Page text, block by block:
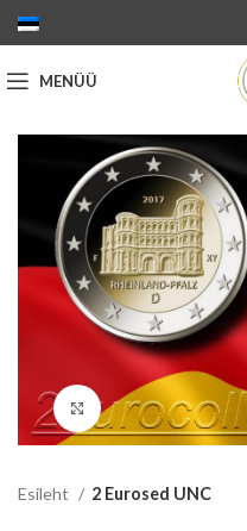
MENÜÜ
Suurenda
Esileht 2 Eurosed UNC